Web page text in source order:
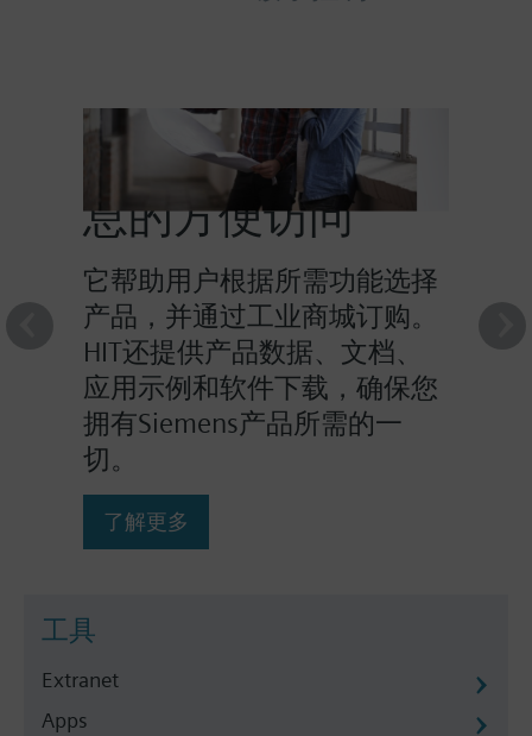
HIT提供对产品信
息的方便访问
它帮助用户根据所需功能选择
产品，并通过工业商城订购。
HIT还提供产品数据、文档、
应用示例和软件下载，确保您
拥有Siemens产品所需的一
切。
了解更多
工具
Extranet
Apps